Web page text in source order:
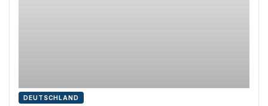
DEUTSCHLAND